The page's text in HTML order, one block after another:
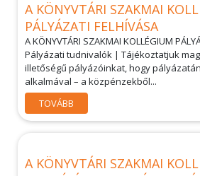
A KÖNYVTÁRI SZAKMAI
PÁLYÁZATI FELHÍVÁSA
A KÖNYVTÁRI SZAKMAI KOLLÉGIUM
Pályázati tudnivalók | Tájékoztatjuk
illetőségű pályázóinkat, hogy
alkalmával – a közpénzekből...
TOVÁBB
A KÖNYVTÁRI SZAKMAI